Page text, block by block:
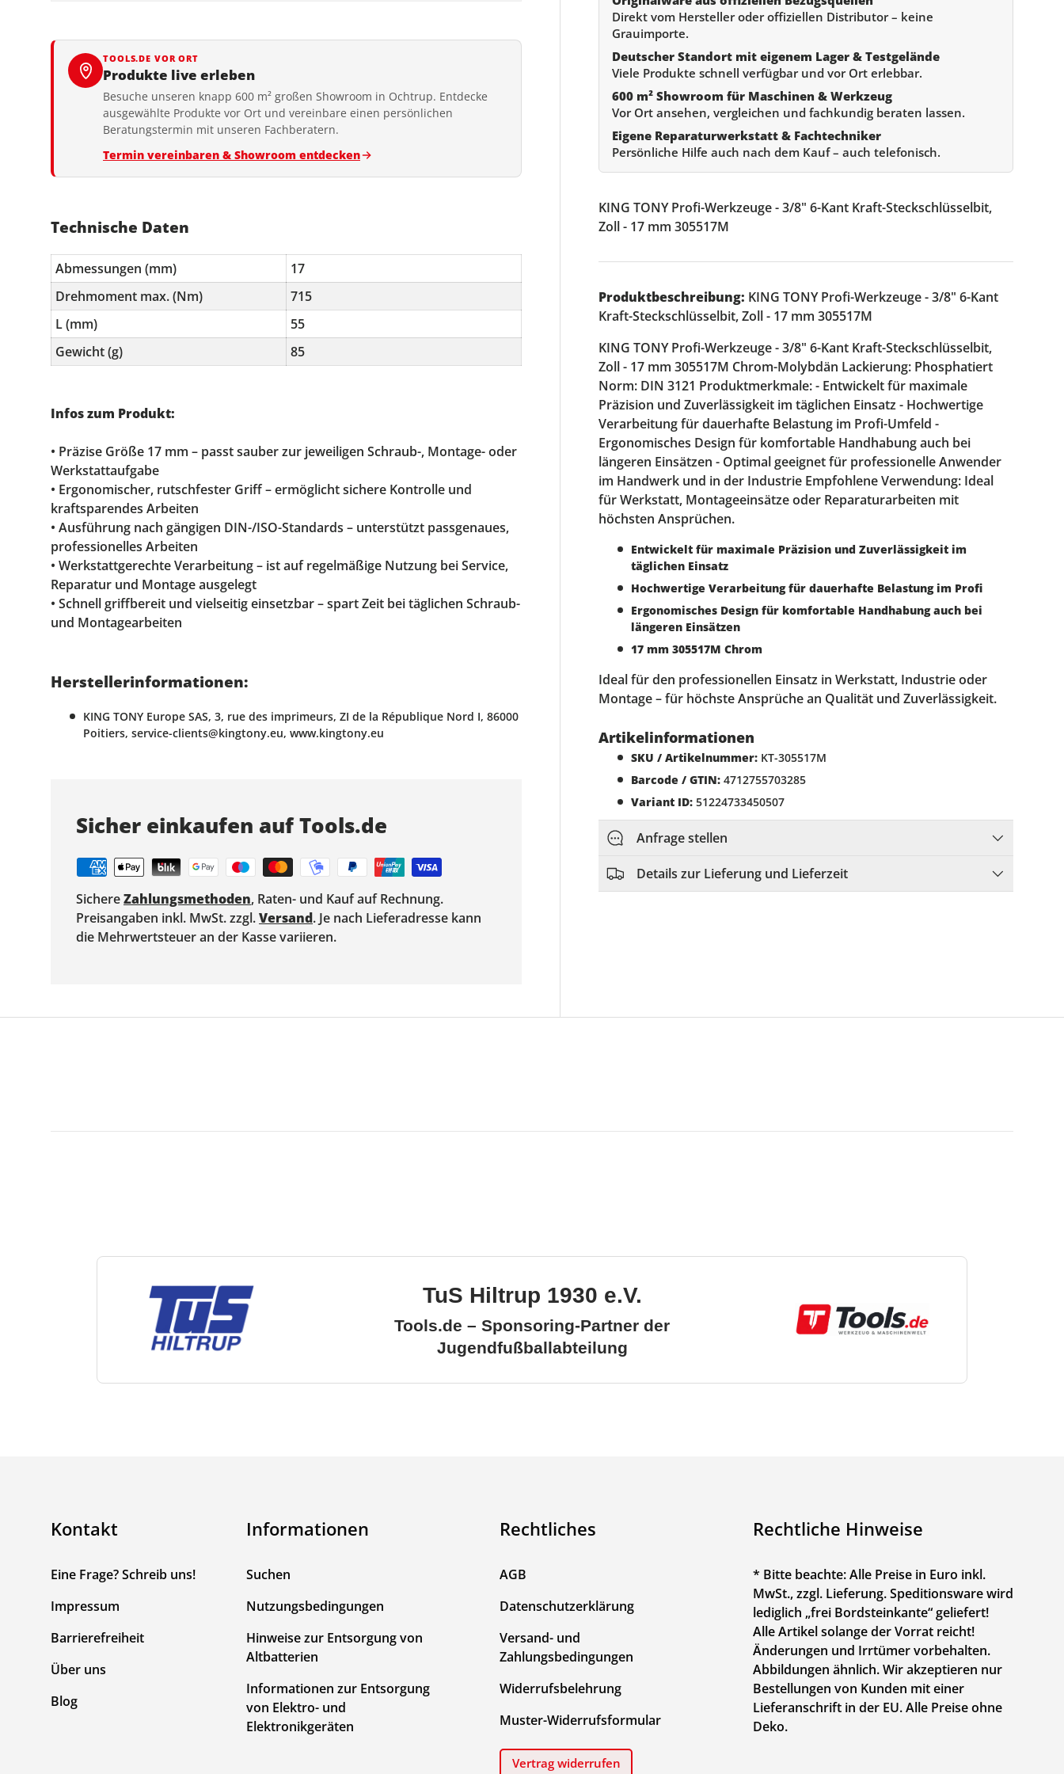
Direkt vom Hersteller oder offiziellen Distributor – keine
Grauimporte.
Deutscher Standort mit eigenem Lager & Testgelände
Viele Produkte schnell verfügbar und vor Ort erlebbar.
600 m² Showroom für Maschinen & Werkzeug
Vor Ort ansehen, vergleichen und fachkundig beraten lassen.
Eigene Reparaturwerkstatt & Fachtechniker
Persönliche Hilfe auch nach dem Kauf – auch telefonisch.
KING TONY Profi-Werkzeuge - 3/8" 6-Kant Kraft-Steckschlüsselbit,
Zoll - 17 mm 305517M
Produktbeschreibung: KING TONY Profi-Werkzeuge - 3/8" 6-Kant
Kraft-Steckschlüsselbit, Zoll - 17 mm 305517M
KING TONY Profi-Werkzeuge - 3/8" 6-Kant Kraft-Steckschlüsselbit,
Zoll - 17 mm 305517M Chrom-Molybdän Lackierung: Phosphatiert
Norm: DIN 3121 Produktmerkmale: - Entwickelt für maximale
Präzision und Zuverlässigkeit im täglichen Einsatz - Hochwertige
Verarbeitung für dauerhafte Belastung im Profi-Umfeld -
Ergonomisches Design für komfortable Handhabung auch bei
längeren Einsätzen - Optimal geeignet für professionelle Anwender
im Handwerk und in der Industrie Empfohlene Verwendung: Ideal
für Werkstatt, Montageeinsätze oder Reparaturarbeiten mit
höchsten Ansprüchen.
Entwickelt für maximale Präzision und Zuverlässigkeit im
täglichen Einsatz
Hochwertige Verarbeitung für dauerhafte Belastung im Profi
Ergonomisches Design für komfortable Handhabung auch bei
längeren Einsätzen
17 mm 305517M Chrom
Ideal für den professionellen Einsatz in Werkstatt, Industrie oder
Montage – für höchste Ansprüche an Qualität und Zuverlässigkeit.
Artikelinformationen
SKU / Artikelnummer: KT-305517M
Barcode / GTIN: 4712755703285
Variant ID: 51224733450507
Anfrage stellen
Details zur Lieferung und Lieferzeit
TOOLS.DE VOR ORT
Produkte live erleben
Besuche unseren knapp 600 m² großen Showroom in Ochtrup. Entdecke
ausgewählte Produkte vor Ort und vereinbare einen persönlichen
Beratungstermin mit unseren Fachberatern.
Termin vereinbaren & Showroom entdecken
Technische Daten
Abmessungen (mm)
17
Drehmoment max. (Nm)
715
L (mm)
55
Gewicht (g)
85
Infos zum Produkt:
• Präzise Größe 17 mm – passt sauber zur jeweiligen Schraub-, Montage- oder
Werkstattaufgabe
• Ergonomischer, rutschfester Griff – ermöglicht sichere Kontrolle und
kraftsparendes Arbeiten
• Ausführung nach gängigen DIN-/ISO-Standards – unterstützt passgenaues,
professionelles Arbeiten
• Werkstattgerechte Verarbeitung – ist auf regelmäßige Nutzung bei Service,
Reparatur und Montage ausgelegt
• Schnell griffbereit und vielseitig einsetzbar – spart Zeit bei täglichen Schraub-
und Montagearbeiten
Herstellerinformationen:
KING TONY Europe SAS, 3, rue des imprimeurs, ZI de la République Nord I, 86000
Poitiers, service-clients@kingtony.eu, www.kingtony.eu
Sicher einkaufen auf Tools.de
SichereZahlungsmethoden, Raten- und Kauf auf Rechnung.
Preisangaben inkl. MwSt. zzgl.Versand. Je nach Lieferadresse kann
die Mehrwertsteuer an der Kasse variieren.
TuS Hiltrup 1930 e.V.
Tools.de – Sponsoring-Partner der
Jugendfußballabteilung
Kontakt
Eine Frage? Schreib uns!
Impressum
Barrierefreiheit
Über uns
Blog
Informationen
Suchen
Nutzungsbedingungen
Hinweise zur Entsorgung von
Altbatterien
Informationen zur Entsorgung
von Elektro- und
Elektronikgeräten
Rechtliches
AGB
Datenschutzerklärung
Versand- und
Zahlungsbedingungen
Widerrufsbelehrung
Muster-Widerrufsformular
Vertrag widerrufen
Rechtliche Hinweise
* Bitte beachte: Alle Preise in Euro inkl.
MwSt., zzgl. Lieferung. Speditionsware wird
lediglich „frei Bordsteinkante“ geliefert!
Alle Artikel solange der Vorrat reicht!
Änderungen und Irrtümer vorbehalten.
Abbildungen ähnlich. Wir akzeptieren nur
Bestellungen von Kunden mit einer
Lieferanschrift in der EU. Alle Preise ohne
Deko.